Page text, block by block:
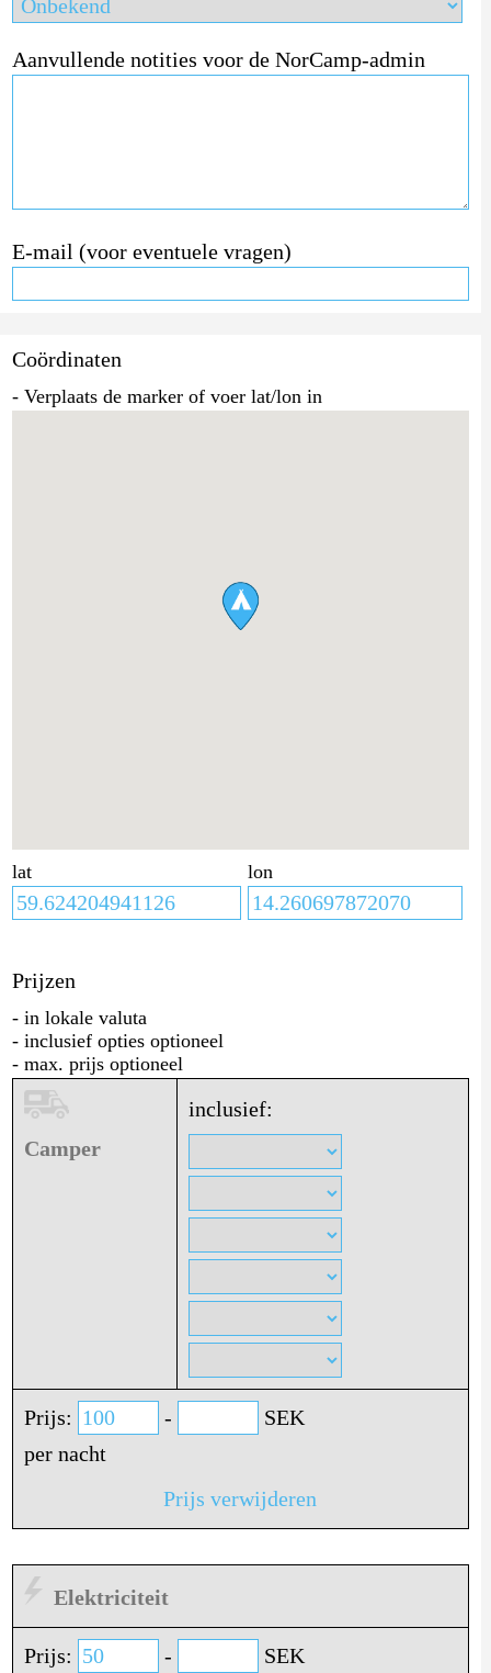
Aanvullende notities voor de NorCamp-admin
E-mail (voor eventuele vragen)
Coördinaten
- Verplaats de marker of voer lat/lon in
lat lon
Prijzen
- in lokale valuta
- inclusief opties optioneel
- max. prijs optioneel
Camper
inclusief:
Prijs: -
SEK
per nacht
Prijs verwijderen
Elektriciteit
Prijs: - SEK